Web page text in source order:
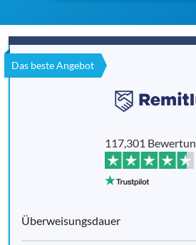
Das beste Angebot
117,301